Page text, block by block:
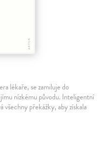
lékaře, se zamiluje do
nízkému původu. Inteligentní
všechny překážky, aby získala